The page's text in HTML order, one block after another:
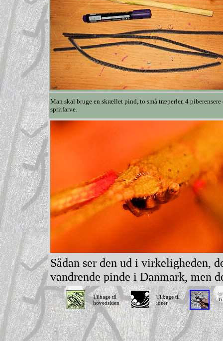
Man skal bruge en skrællet pind, to små træperler, 4 piberensere
spritfarve.
Sådan ser den ud i virkeligheden,
vandrende pinde i Danmark, men
Tilbage til
hovedsiden
Tilbage til
idéer